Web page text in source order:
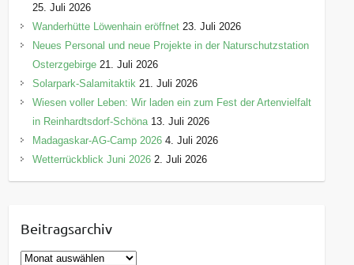
25. Juli 2026
Wanderhütte Löwenhain eröffnet 23. Juli 2026
Neues Personal und neue Projekte in der Naturschutzstation
Osterzgebirge 21. Juli 2026
Solarpark-Salamitaktik 21. Juli 2026
Wiesen voller Leben: Wir laden ein zum Fest der Artenvielfalt
in Reinhardtsdorf-Schöna 13. Juli 2026
Madagaskar-AG-Camp 2026 4. Juli 2026
Wetterrückblick Juni 2026 2. Juli 2026
Beitragsarchiv
B